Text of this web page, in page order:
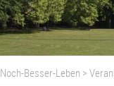
Noch-Besser-Leben >